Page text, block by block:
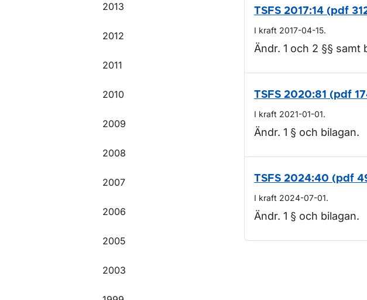
2013
2012
2011
2010
2009
2008
2007
2006
2005
2003
TSFS 2017:14 (pdf
I kraft 2017-04-15.
Ändr. 1 och 2 §§ samt
TSFS 2020:81 (pdf
I kraft 2021-01-01.
Ändr. 1 § och bilagan.
TSFS 2024:40 (pdf
I kraft 2024-07-01.
Ändr. 1 § och bilagan.